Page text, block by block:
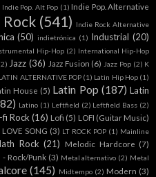
Indie Pop. Alt Pop (1) Indie Pop. Alternative
Rock (541) Indie Rock Alternative
(50) indietrónica (1) Industrial (20)
Hip-Hop (2) International Hip-Hop
Jazz (36) Jazz Fusion (6) Jazz Pop (2) K
ALTERNATIVE POP (1) Latin Hip Hop (1)
House (5) Latin Pop (187) Latin
Latino (1) Leftfield (2) Leftfield Bass (2)
fi Rock (16) Lofi (5) LOFI (Guitar Music)
LOVE SONG (3) LT ROCK POP (1) Mainline
Rock (21) Melodic Hardcore (7)
- Rock/Punk (3) Metal alternativo (2) Metal
(145) Midtempo (2) Modern (3)